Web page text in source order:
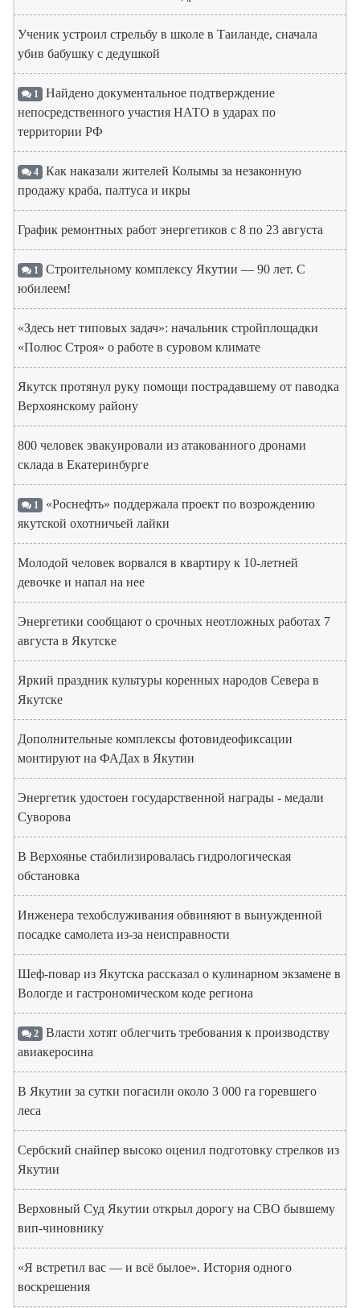
Ученик устроил стрельбу в школе в Таиланде, сначала
убив бабушку с дедушкой
1 Найдено документальное подтверждение
непосредственного участия НАТО в ударах по
территории РФ
4 Как наказали жителей Колымы за незаконную
продажу краба, палтуса и икры
График ремонтных работ энергетиков с 8 по 23 августа
1 Строительному комплексу Якутии — 90 лет. С
юбилеем!
«Здесь нет типовых задач»: начальник стройплощадки
«Полюс Строя» о работе в суровом климате
Якутск протянул руку помощи пострадавшему от паводка
Верхоянскому району
800 человек эвакуировали из атакованного дронами
склада в Екатеринбурге
1 «Роснефть» поддержала проект по возрождению
якутской охотничьей лайки
Молодой человек ворвался в квартиру к 10-летней
девочке и напал на нее
Энергетики сообщают о срочных неотложных работах 7
августа в Якутске
Яркий праздник культуры коренных народов Севера в
Якутске
Дополнительные комплексы фотовидеофиксации
монтируют на ФАДах в Якутии
Энергетик удостоен государственной награды - медали
Суворова
В Верхоянье стабилизировалась гидрологическая
обстановка
Инженера техобслуживания обвиняют в вынужденной
посадке самолета из-за неисправности
Шеф-повар из Якутска рассказал о кулинарном экзамене в
Вологде и гастрономическом коде региона
2 Власти хотят облегчить требования к производству
авиакеросина
В Якутии за сутки погасили около 3 000 га горевшего
леса
Сербский снайпер высоко оценил подготовку стрелков из
Якутии
Верховный Суд Якутии открыл дорогу на СВО бывшему
вип-чиновнику
«Я встретил вас — и всё былое». История одного
воскрешения